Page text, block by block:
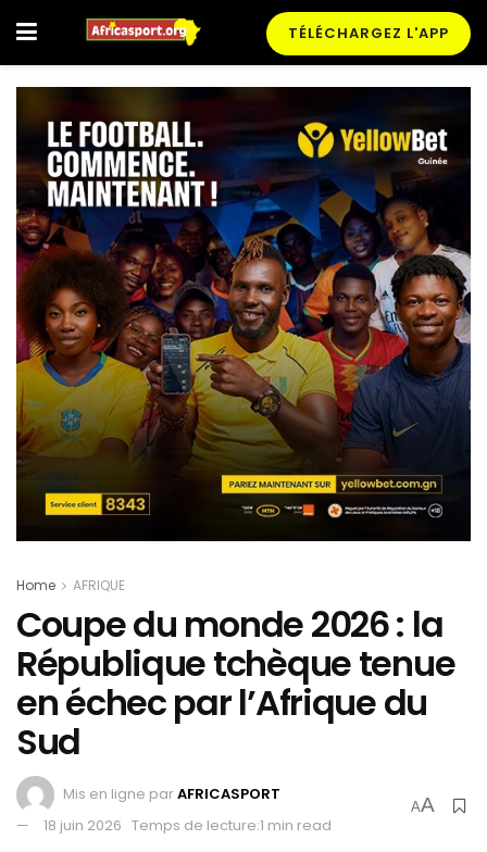
TÉLÉCHARGEZ L'APP
Home AFRIQUE
Coupe du monde 2026 : la
République tchèque tenue
en échec par l’Afrique du
Sud
Mis en ligne parAFRICASPORT
18 juin 2026 Temps de lecture:1 min read
AA